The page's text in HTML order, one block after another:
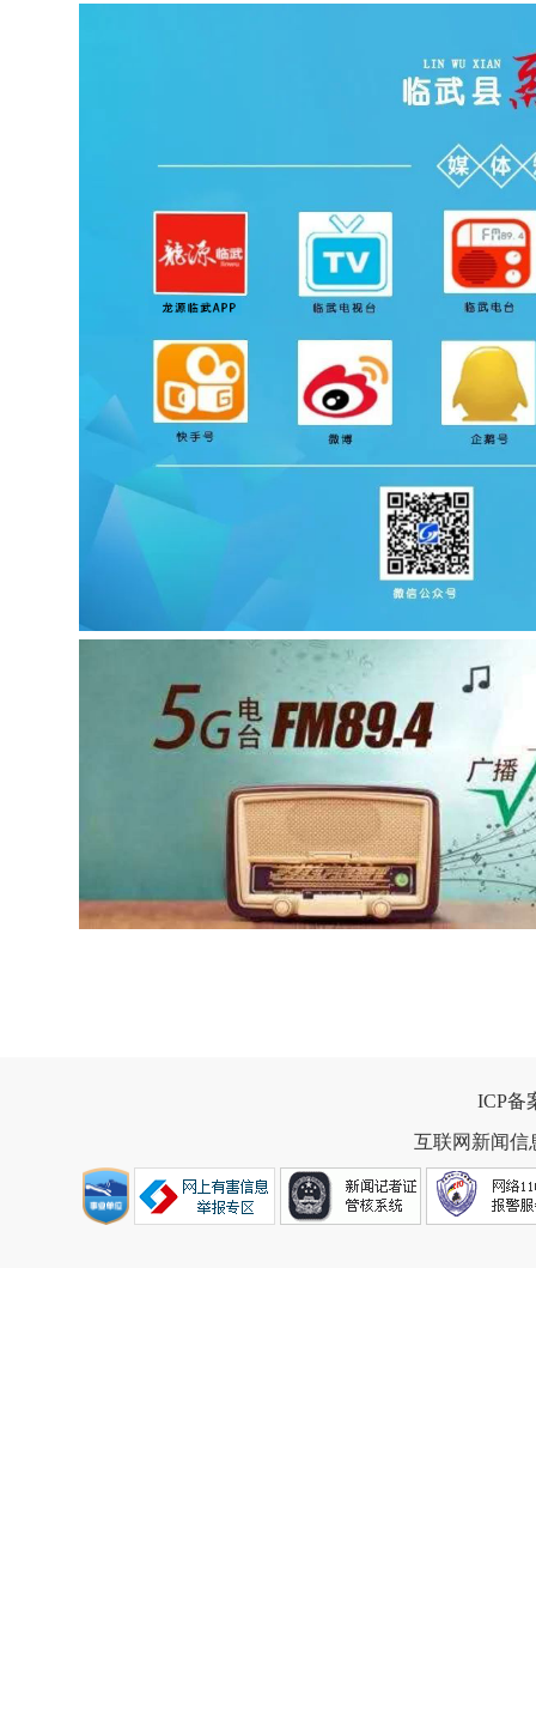
ICP备
互联网新闻信